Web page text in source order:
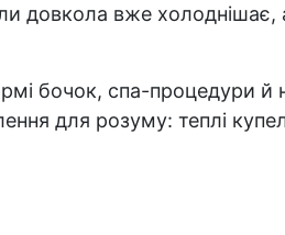
вже холоднішає,
бочок, спа-процедури
для розуму: теплі